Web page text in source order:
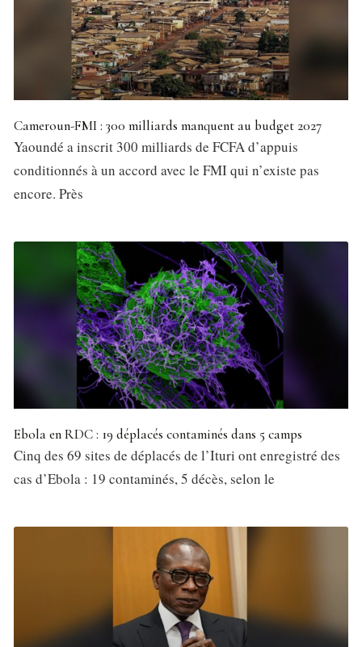
Cameroun-FMI : 300 milliards manquent au budget 2027
Yaoundé a inscrit 300 milliards de FCFA d’appuis
conditionnés à un accord avec le FMI qui n’existe pas
encore. Près
Ebola en RDC : 19 déplacés contaminés dans 5 camps
Cinq des 69 sites de déplacés de l’Ituri ont enregistré des
cas d’Ebola : 19 contaminés, 5 décès, selon le